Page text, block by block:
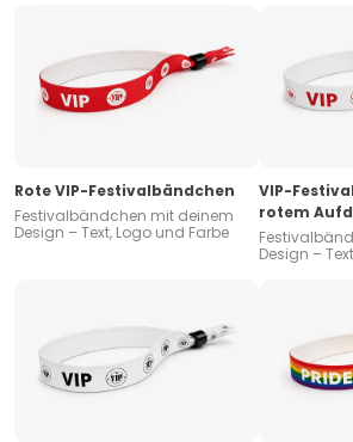
Rote VIP-Festivalbändchen
Festivalbändchen mit deinem
Design – Text, Logo und Farbe
VIP-
rotem
Design –